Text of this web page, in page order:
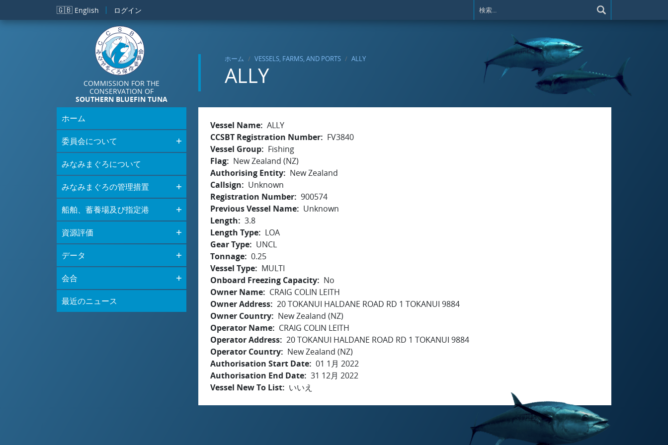
メインコンテンツに移動
🇬🇧 English ログイン
COMMISSION FOR THE
CONSERVATION OF
SOUTHERN BLUEFIN TUNA
ホーム VESSELS, FARMS, AND PORTS ALLY
ALLY
ホーム
委員会について
みなみまぐろについて
みなみまぐろの管理措置
船舶、蓄養場及び指定港
資源評価
データ
会合
最近のニュース
Vessel Name ALLY
CCSBT Registration Number
FV3840
Vessel Group
Fishing
Flag
New Zealand (NZ)
Authorising Entity
New Zealand
Callsign
Unknown
Registration Number 900574
Previous Vessel Name
Unknown
Length
3.8
Length Type
LOA
Gear Type
UNCL
Tonnage 0.25
Vessel Type
MULTI
Onboard Freezing Capacity
No
Owner Name
CRAIG COLIN LEITH
Owner Address 20 TOKANUI HALDANE ROAD RD 1 TOKANUI 9884
Owner Country
New Zealand (NZ)
Operator Name
CRAIG COLIN LEITH
Operator Address 20 TOKANUI HALDANE ROAD RD 1 TOKANUI 9884
Operator Country
New Zealand (NZ)
Authorisation Start Date 01 1月 2022
Authorisation End Date 31 12月 2022
Vessel New To List
いいえ